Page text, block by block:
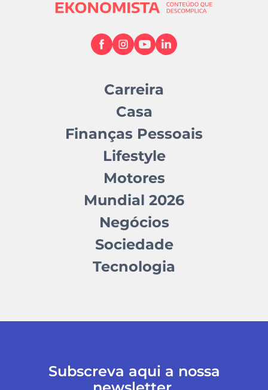
Carreira
Casa
Finanças Pessoais
Lifestyle
Motores
Mundial 2026
Negócios
Sociedade
Tecnologia
Subscreva aqui a nossa